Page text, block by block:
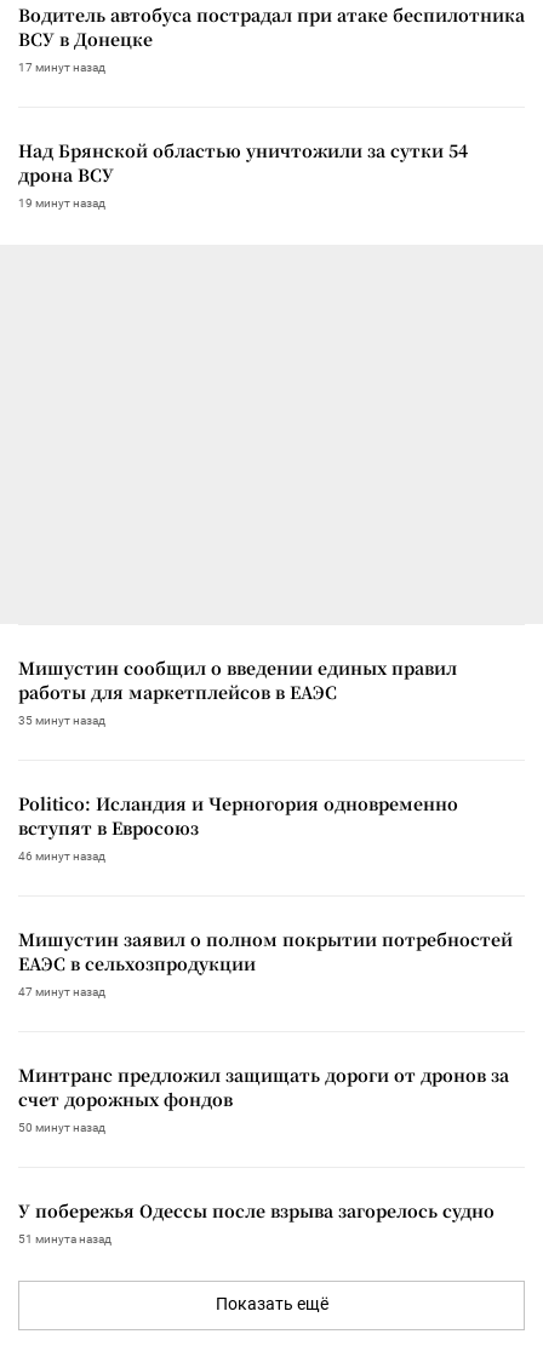
Водитель автобуса пострадал при атаке беспилотника
ВСУ в Донецке
17 минут назад
Над Брянской областью уничтожили за сутки 54
дрона ВСУ
19 минут назад
Мишустин сообщил о введении единых правил
работы для маркетплейсов в ЕАЭС
35 минут назад
Politico: Исландия и Черногория одновременно
вступят в Евросоюз
46 минут назад
Мишустин заявил о полном покрытии потребностей
ЕАЭС в сельхозпродукции
47 минут назад
Минтранс предложил защищать дороги от дронов за
счет дорожных фондов
50 минут назад
У побережья Одессы после взрыва загорелось судно
51 минута назад
Показать ещё